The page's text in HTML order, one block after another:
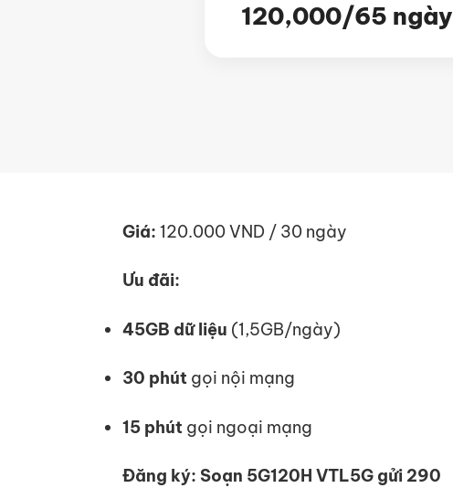
120,000/65 ngày
Giá: 120.000 VND / 30 ngày
Ưu đãi:
45GB dữ liệu (1,5GB/ngày)
30 phút gọi nội mạng
15 phút gọi ngoại mạng
Đăng ký: Soạn 5G120H VTL5G gửi 290